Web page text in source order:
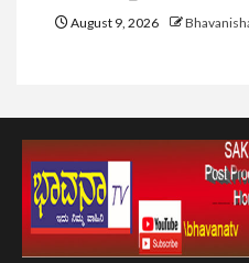
August 9, 2026